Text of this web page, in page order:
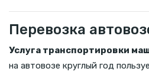
Перевозка
Услуга транспортировки
на автовозе круглый год